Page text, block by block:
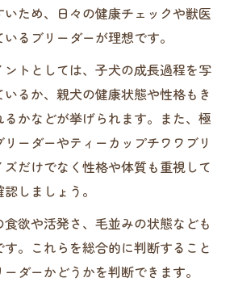
から迎える安心感とサポート内
ワ 適正価格と健康の見極め方
ブリーダー価格相場の正しい知
選びで適正価格を見抜くコツ
チワワに適した価格帯とは
のバランスで選ぶブリーダー基
ブリーダー価格差の理由を解説
ため、日々の健康チェックや獣医
るブリーダーが理想です。
トとしては、子犬の成長過程を写
るか、親犬の健康状態や性格もき
かなどが挙げられます。また、極
ーダーやティーカップチワワブリ
だけでなく性格や体質も重視して
しましょう。
欲や活発さ、毛並みの状態なども
。これらを総合的に判断すること
ダーかどうかを判断できます。